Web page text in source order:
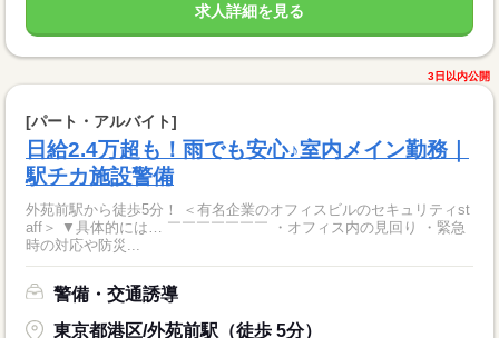
求人詳細を見る
3日以内公開
[パート・アルバイト]
日給2.4万超も！雨でも安心♪室内メイン勤務｜
駅チカ施設警備
外苑前駅から徒歩5分！ ＜有名企業のオフィスビルのセキュリティst
aff＞ ▼具体的には… ￣￣￣￣￣￣￣ ・オフィス内の見回り ・緊急
時の対応や防災...
警備・交通誘導
東京都港区/外苑前駅（徒歩 5分）